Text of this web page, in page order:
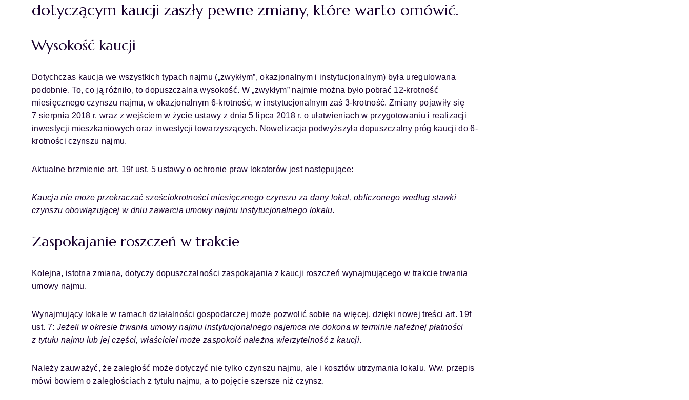
dotyczącym kaucji zaszły pewne zmiany, które warto omówić.
Wysokość kaucji
Dotychczas kaucja we wszystkich typach najmu („zwykłym”, okazjonalnym i instytucjonalnym) była uregulowana
podobnie. To, co ją różniło, to dopuszczalna wysokość. W „zwykłym” najmie można było pobrać 12-krotność
miesięcznego czynszu najmu, w okazjonalnym 6-krotność, w instytucjonalnym zaś 3-krotność. Zmiany pojawiły się
7 sierpnia 2018 r. wraz z wejściem w życie ustawy z dnia 5 lipca 2018 r. o ułatwieniach w przygotowaniu i realizacji
inwestycji mieszkaniowych oraz inwestycji towarzyszących. Nowelizacja podwyższyła dopuszczalny próg kaucji do 6-
krotności czynszu najmu.
Aktualne brzmienie art. 19f ust. 5 ustawy o ochronie praw lokatorów jest następujące:
Kaucja nie może przekraczać sześciokrotności miesięcznego czynszu za dany lokal, obliczonego według stawki
czynszu obowiązującej w dniu zawarcia umowy najmu instytucjonalnego lokalu.
Zaspokajanie roszczeń w trakcie
Kolejna, istotna zmiana, dotyczy dopuszczalności zaspokajania z kaucji roszczeń wynajmującego w trakcie trwania
umowy najmu.
Wynajmujący lokale w ramach działalności gospodarczej może pozwolić sobie na więcej, dzięki nowej treści art. 19f
ust. 7: Jeżeli w okresie trwania umowy najmu instytucjonalnego najemca nie dokonaw terminie należnej płatności
z tytułu najmu lubjej części, właściciel może zaspokoić należną wierzytelnośćz kaucji.
Należy zauważyć, że zaległość może dotyczyć nie tylko czynszu najmu, ale i kosztów utrzymania lokalu. Ww. przepis
mówi bowiem o zaległościach z tytułu najmu, a to pojęcie szersze niż czynsz.